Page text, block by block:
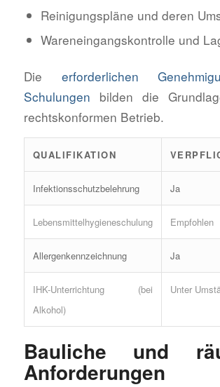
Reinigungspläne und deren
Wareneingangskontrolle und
Die erforderlichen
Schulungen bilden die
rechtskonformen Betrieb.
QUALIFIKATION
Infektionsschutzbelehrung Ja
Lebensmittelhygieneschulung Empfohlen
Allergenkennzeichnung Ja
IHK-Unterrichtung (bei
Alkohol)
Unter
Bauliche und
Anforderungen